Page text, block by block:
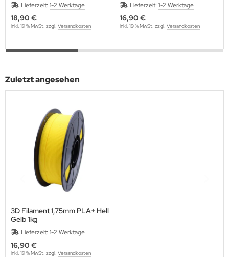
Lieferzeit: 1-2 Werktage
18,90 €
inkl. 19 % MwSt. zzgl. Versandkosten
Lieferzeit: 1-2 Werktage
16,90 €
inkl. 19 % MwSt. zzgl. Versandkosten
Zuletzt angesehen
3D Filament 1,75mm PLA+ Hell
Gelb 1kg
Lieferzeit: 1-2 Werktage
16,90 €
inkl. 19 % MwSt. zzgl. Versandkosten